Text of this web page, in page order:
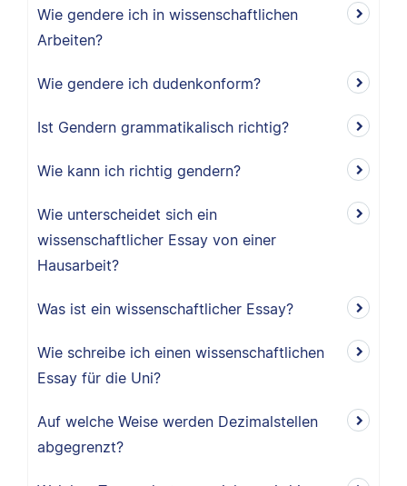
Wie gendere ich in wissenschaftlichen
Arbeiten?
Wie gendere ich dudenkonform?
Ist Gendern grammatikalisch richtig?
Wie kann ich richtig gendern?
Wie unterscheidet sich ein
wissenschaftlicher Essay von einer
Hausarbeit?
Was ist ein wissenschaftlicher Essay?
Wie schreibe ich einen wissenschaftlichen
Essay für die Uni?
Auf welche Weise werden Dezimalstellen
abgegrenzt?